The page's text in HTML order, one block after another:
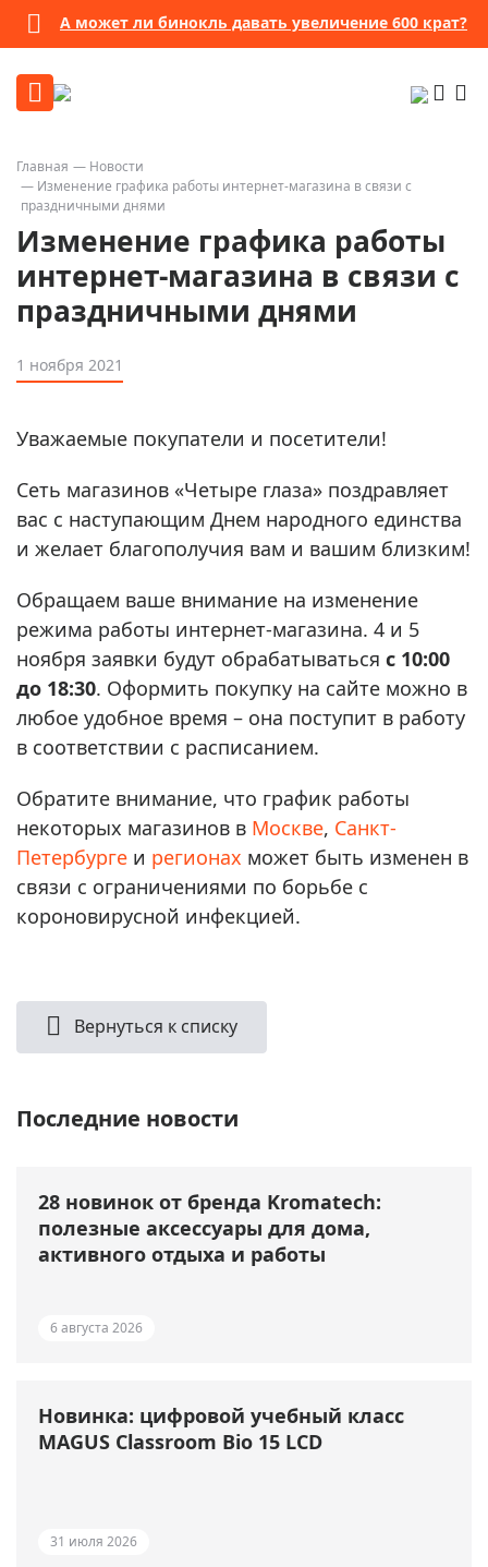
А может ли бинокль давать увеличение 600 крат?
Главная
Новости
Изменение графика работы интернет-магазина в связи с
праздничными днями
Изменение графика работы
интернет-магазина в связи с
праздничными днями
1 ноября 2021
Уважаемые покупатели и посетители!
Сеть магазинов «Четыре глаза» поздравляет
вас с наступающим Днем народного единства
и желает благополучия вам и вашим близким!
Обращаем ваше внимание на изменение
режима работы интернет-магазина. 4 и 5
ноября заявки будут обрабатываться с 10:00
до 18:30. Оформить покупку на сайте можно в
любое удобное время – она поступит в работу
в соответствии с расписанием.
Обратите внимание, что график работы
некоторых магазинов в Москве, Санкт-
Петербурге и регионах может быть изменен в
связи с ограничениями по борьбе с
короновирусной инфекцией.
Вернуться к списку
Последние новости
28 новинок от бренда Kromatech:
полезные аксессуары для дома,
активного отдыха и работы
6 августа 2026
Новинка: цифровой учебный класс
MAGUS Classroom Bio 15 LCD
31 июля 2026